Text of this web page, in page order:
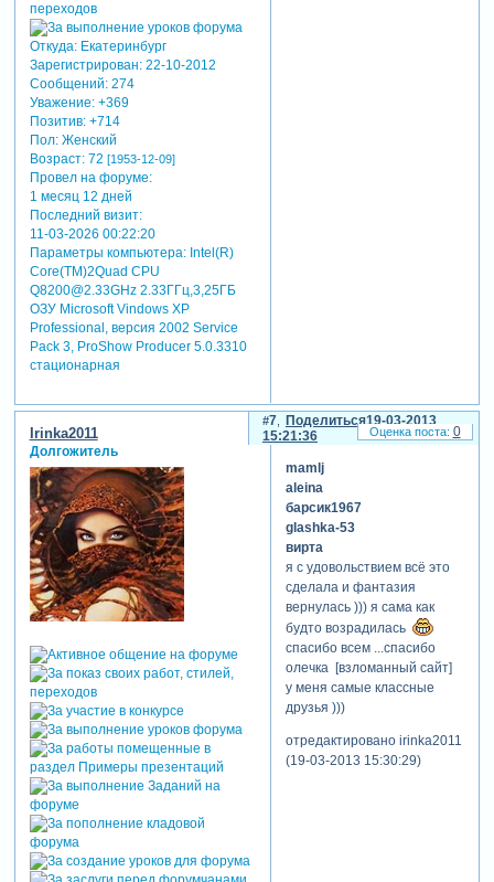
Откуда:Екатеринбург
Зарегистрирован: 22-10-2012
Сообщений:274
Уважение: +369
Позитив: +714
Пол:Женский
Возраст:72 [1953-12-09]
Провел на форуме:
1 месяц 12 дней
Последний визит:
11-03-2026 00:22:20
Параметры компьютера:Intel(R)
Core(TM)2Quad CPU
Q8200@2.33GHz 2.33ГГц,3,25ГБ
ОЗУ Microsoft Vindows XP
Professional, версия 2002 Service
Pack 3, ProShow Producer 5.0.3310
стационарная
Поделиться
7
19-03-2013
15:21:36
Irinka2011
Долгожитель
mamlj
aleina
барсик1967
glashka-53
вирта
я с удовольствием всё это
сделала и фантазия
вернулась ))) я сама как
будто возрадилась
спасибо всем ...спасибо
олечка [взломанный сайт]
у меня самые классные
друзья )))
отредактировано irinka2011
(19-03-2013 15:30:29)
0